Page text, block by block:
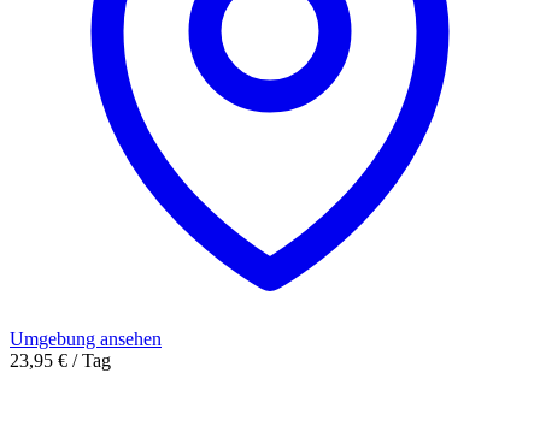
Umgebung ansehen
23,95 € / Tag